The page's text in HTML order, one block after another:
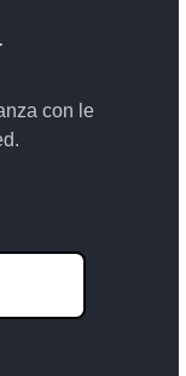
con le